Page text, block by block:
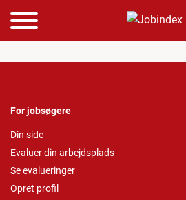
For jobsøgere
Din side
Evaluer din arbejdsplads
Se evalueringer
Opret profil